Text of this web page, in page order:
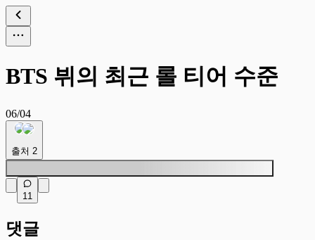
BTS 뷔의 최근 롤 티어 수준
06/04
출처 2
11
댓글